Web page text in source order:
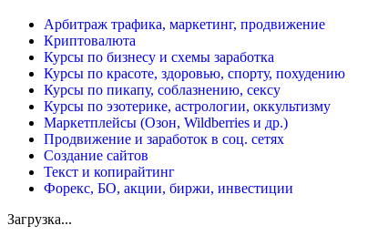
Арбитраж трафика, маркетинг, продвижение
Криптовалюта
Курсы по бизнесу и схемы заработка
Курсы по красоте, здоровью, спорту, похудению
Курсы по пикапу, соблазнению, сексу
Курсы по эзотерике, астрологии, оккультизму
Маркетплейсы (Озон, Wildberries и др.)
Продвижение и заработок в соц. сетях
Создание сайтов
Текст и копирайтинг
Форекс, БО, акции, биржи, инвестиции
Загрузка...